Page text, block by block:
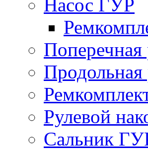
Насос ГУР
Поперечная
Продольная
Рулевой
Сальник